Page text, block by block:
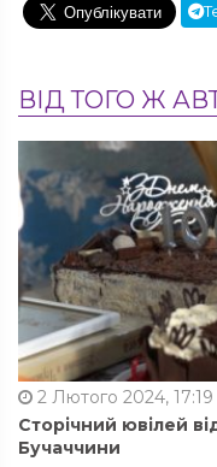
ВІД ТОГО Ж
2 Лютого 2024, 17:19
Сторічний ювілей
Бучаччини